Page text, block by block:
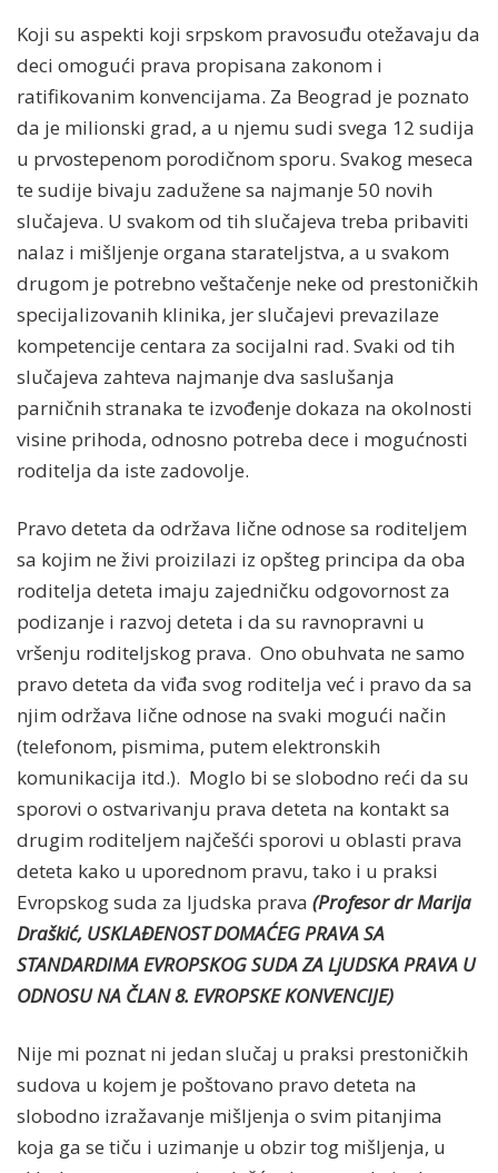
Koji su aspekti koji srpskom pravosuđu otežavaju da
deci omogući prava propisana zakonom i
ratifikovanim konvencijama. Za Beograd je poznato
da je milionski grad, a u njemu sudi svega 12 sudija
u prvostepenom porodičnom sporu. Svakog meseca
te sudije bivaju zadužene sa najmanje 50 novih
slučajeva. U svakom od tih slučajeva treba pribaviti
nalaz i mišljenje organa starateljstva, a u svakom
drugom je potrebno veštačenje neke od prestoničkih
specijalizovanih klinika, jer slučajevi prevazilaze
kompetencije centara za socijalni rad. Svaki od tih
slučajeva zahteva najmanje dva saslušanja
parničnih stranaka te izvođenje dokaza na okolnosti
visine prihoda, odnosno potreba dece i mogućnosti
roditelja da iste zadovolje.
Pravo deteta da održava lične odnose sa roditeljem
sa kojim ne živi proizilazi iz opšteg principa da oba
roditelja deteta imaju zajedničku odgovornost za
podizanje i razvoj deteta i da su ravnopravni u
vršenju roditeljskog prava. Ono obuhvata ne samo
pravo deteta da viđa svog roditelja već i pravo da sa
njim održava lične odnose na svaki mogući način
(telefonom, pismima, putem elektronskih
komunikacija itd.). Moglo bi se slobodno reći da su
sporovi o ostvarivanju prava deteta na kontakt sa
drugim roditeljem najčešći sporovi u oblasti prava
deteta kako u uporednom pravu, tako i u praksi
Evropskog suda za ljudska prava (Profesor dr Marija
Draškić, USKLAĐENOST DOMAĆEG PRAVA SA
STANDARDIMA EVROPSKOG SUDA ZA LjUDSKA PRAVA U
ODNOSU NA ČLAN 8. EVROPSKE KONVENCIJE)
Nije mi poznat ni jedan slučaj u praksi prestoničkih
sudova u kojem je poštovano pravo deteta na
slobodno izražavanje mišljenja o svim pitanjima
koja ga se tiču i uzimanje u obzir tog mišljenja, u